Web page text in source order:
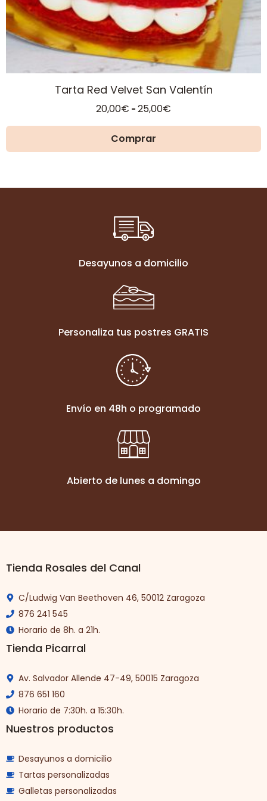
Tarta Red Velvet San Valentín
20,00€ - 25,00€
20,00€
Comprar
de
producto
Desayunos a domicilio
Personaliza tus postres GRATIS
Envío en 48h o programado
Abierto de lunes a domingo
Tienda Rosales del Canal
C/Ludwig Van Beethoven 46, 50012 Zaragoza
876 241 545
Horario de 8h. a 21h.
Tienda Picarral
Av. Salvador Allende 47-49, 50015 Zaragoza
876 651 160
Horario de 7:30h. a 15:30h.
Nuestros productos
Desayunos a domicilio
Tartas personalizadas
Galletas personalizadas